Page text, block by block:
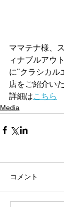
ママテナ様、
ィナブルアウ
に"クラシカル
店をご紹介い
詳細はこちら
Media
コメント